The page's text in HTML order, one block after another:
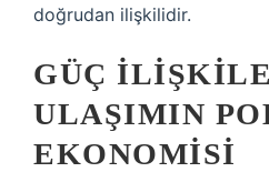
doğrudan ilişkilidir.
GÜÇ
ULAŞIMIN
EKONOMISI